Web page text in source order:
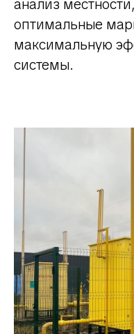
анализ
оптимальные
максимальную
системы.